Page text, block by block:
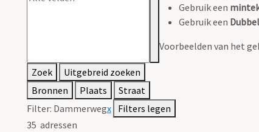
Gebruik een
Gebruik een
Voorbeelden van het
Zoek
Uitgebreid zoeken
Bronnen
Plaats
Straat
Filter: Dammerwegx Filters legen
35 adressen